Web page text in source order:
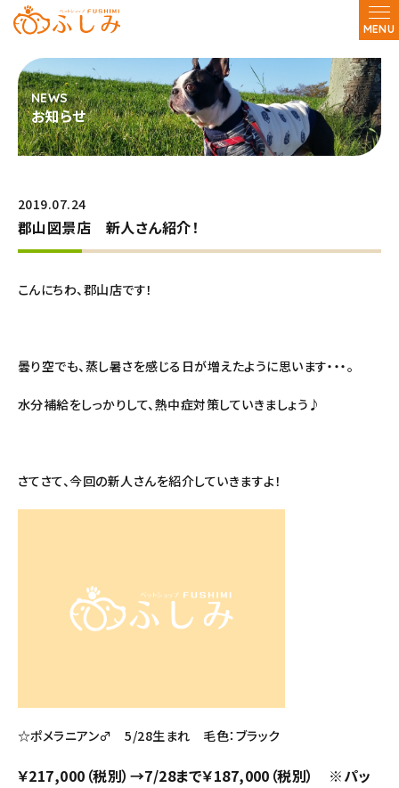
MENU
お知らせ
2019.07.24
郡山図景店 新人さん紹介！
こんにちわ、郡山店です！
曇り空でも、蒸し暑さを感じる日が増えたように思います・・・。
水分補給をしっかりして、熱中症対策していきましょう♪
さてさて、今回の新人さんを紹介していきますよ！
☆ポメラニアン♂ 5/28生まれ 毛色：ブラック
￥217,000（税別）→7/28まで￥187,000（税別） ※パッ